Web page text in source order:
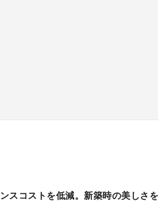
スコストを低減。新築時の美しさ